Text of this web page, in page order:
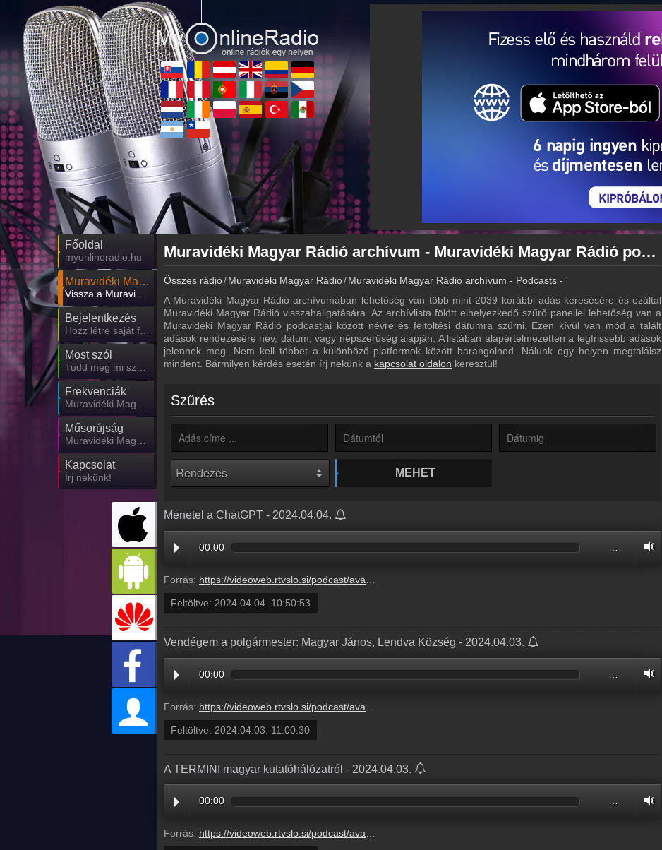
Főoldal
myonlineradio.hu
Muravidéki Magyar Rádió
Bejelentkezés
Most szól
Frekvenciák
Műsorújság
Kapcsolat
Írj nekünk!
Muravidéki Magyar Rádió archívum - Muravidéki Magyar Rádió podcasts - Muravidéki Magyar Rádió visszahallgatás
Összes rádió Muravidéki Magyar Rádió Muravidéki Magyar Rádió archívum - Podcasts - Visszahallgatás
A Muravidéki Magyar Rádió archívumában lehetőség van több mint 2039 korábbi adás keresésére és ezáltal
Muravidéki Magyar Rádió visszahallgatására. Az archívlista fölött elhelyezkedő szűrő panellel lehetőség van a
Muravidéki Magyar Rádió podcastjai között névre és feltöltési dátumra szűrni. Ezen kívül van mód a talált
adások rendezésére név, dátum, vagy népszerűség alapján. A listában alapértelmezetten a legfrissebb adások
jelennek meg. Nem kell többet a különböző platformok között barangolnod. Nálunk egy helyen megtalálsz
mindent. Bármilyen kérdés esetén írj nekünk a kapcsolat oldalon keresztül!
Szűrés
MEHET
Menetel a ChatGPT - 2024.04.04.
00:00
Forrás: https://videoweb.rtvslo.si/podcast/ava_archive11/2024/04/04/Menetel203358.mp3
Feltöltve: 2024.04.04. 10:50:53
Vendégem a polgármester: Magyar János, Lendva Község - 2024.04.03.
00:00
Forrás: https://videoweb.rtvslo.si/podcast/ava_archive11/2024/04/03/Vendgem203206.mp3
Feltöltve: 2024.04.03. 11:00:30
A TERMINI magyar kutatóhálózatról - 2024.04.03.
00:00 …
Forrás: https://videoweb.rtvslo.si/podcast/ava_archive11/2024/04/22/ATERMIN205944.mp3